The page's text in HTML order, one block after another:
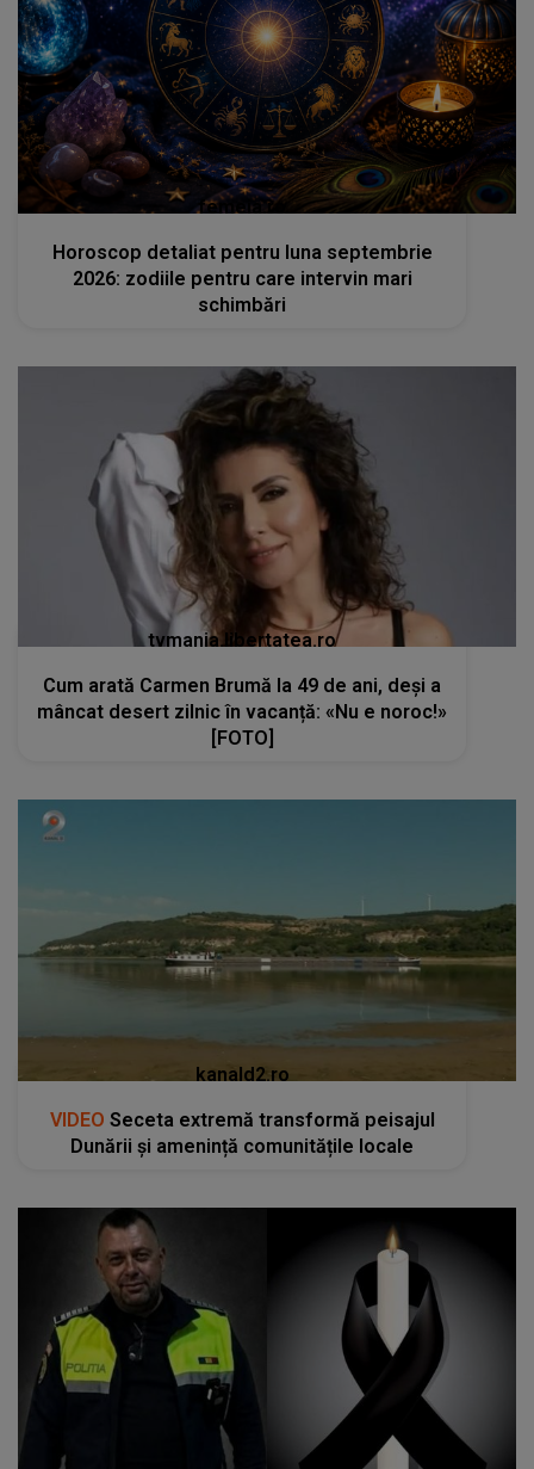
femeia.ro
Horoscop detaliat pentru luna septembrie
2026: zodiile pentru care intervin mari
schimbări
tvmania.libertatea.ro
Cum arată Carmen Brumă la 49 de ani, deși a
mâncat desert zilnic în vacanță: «Nu e noroc!»
[FOTO]
kanald2.ro
VIDEO Seceta extremă transformă peisajul
Dunării și amenință comunitățile locale